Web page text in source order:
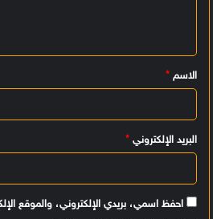
ي
ق
الاسم *
البريد الإلكتروني *
احفظ اسمي، بريدي الإلكتروني، والموقع